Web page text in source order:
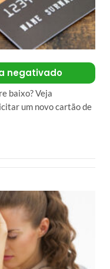
negativado
baixo? Veja
um novo cartão de